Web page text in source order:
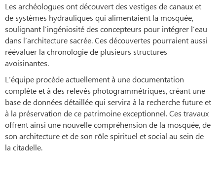
Les archéologues ont découvert des vestiges de canaux et
de systèmes hydrauliques qui alimentaient la mosquée,
soulignant l’ingéniosité des concepteurs pour intégrer l’eau
dans l’architecture sacrée. Ces découvertes pourraient aussi
réévaluer la chronologie de plusieurs structures
avoisinantes.
L’équipe procède actuellement à une documentation
complète et à des relevés photogrammétriques, créant une
base de données détaillée qui servira à la recherche future et
à la préservation de ce patrimoine exceptionnel. Ces travaux
offrent ainsi une nouvelle compréhension de la mosquée, de
son architecture et de son rôle spirituel et social au sein de
la citadelle.